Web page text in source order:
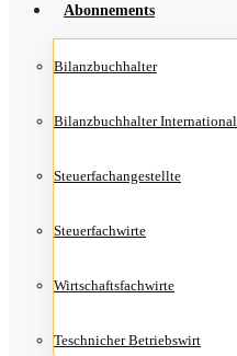
Abon­ne­ments
Bilanz­buch­hal­ter
Bilanz­buch­hal­ter International
Steu­er­fach­an­ge­stell­te
Steu­er­fach­wir­te
Wirt­schafts­fach­wir­te
Teschni­cher Betriebswirt